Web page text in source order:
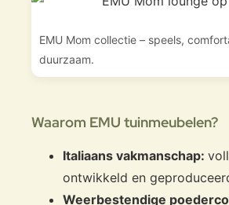
EMU Mom collectie – speels,
duurzaam.
Waarom EMU tuinmeubelen?
Italiaans vakmanschap:
ontwikkeld en
Weerbestendige